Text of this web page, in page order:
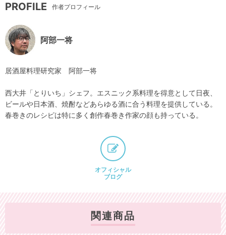
PROFILE 作者プロフィール
阿部一将
居酒屋料理研究家 阿部一将
西大井「とりいち」シェフ。エスニック系料理を得意として日夜、
ビールや日本酒、焼酎などあらゆる酒に合う料理を提供している。
春巻きのレシピは特に多く創作春巻き作家の顔も持っている。
オフィシャル
ブログ
関連商品